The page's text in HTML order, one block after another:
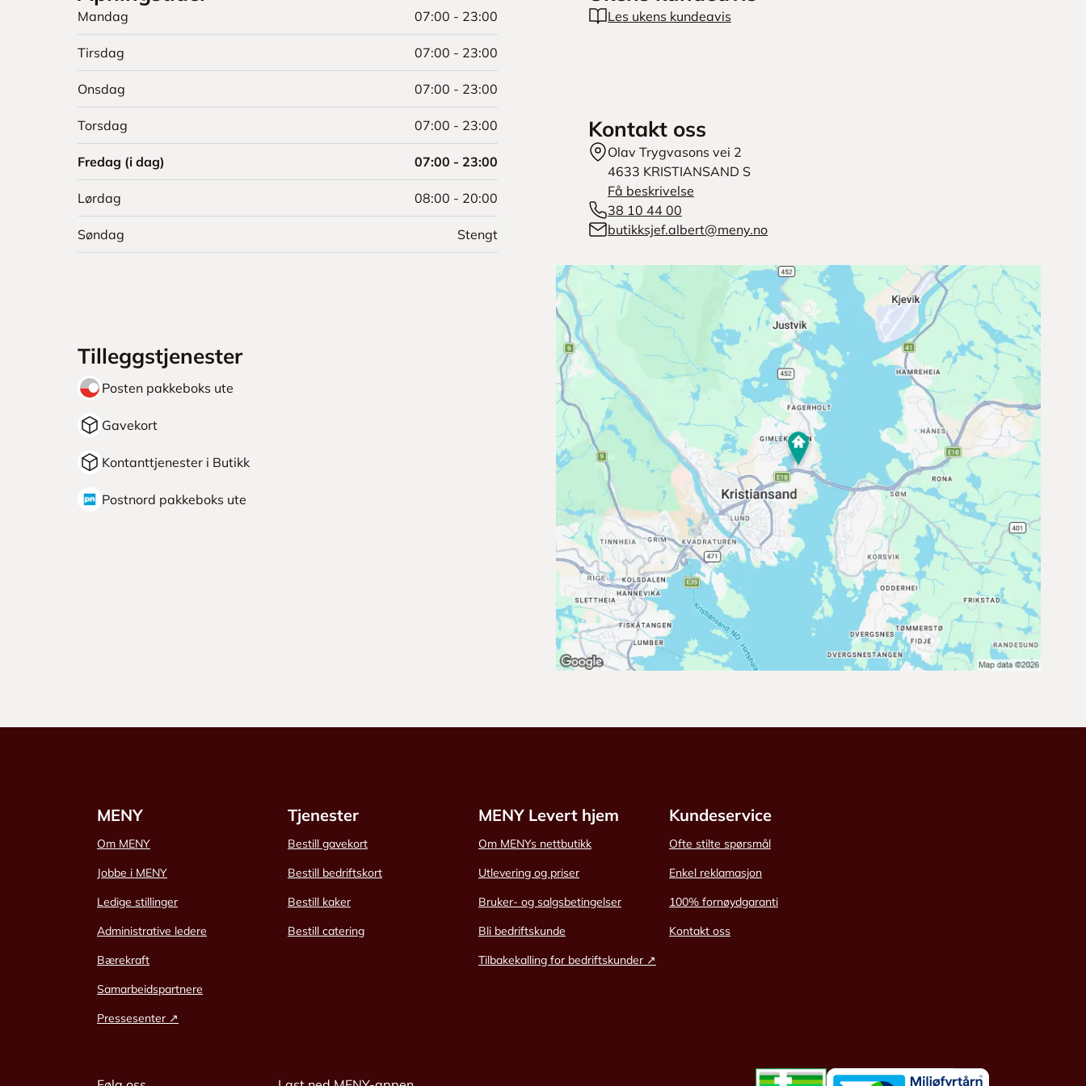
Mandag 07:00 - 23:00
Tirsdag 07:00 - 23:00
Onsdag 07:00 - 23:00
Torsdag 07:00 - 23:00
Fredag (i dag) 07:00 - 23:00
Lørdag 08:00 - 20:00
Søndag Stengt
Tilleggstjenester
Posten pakkeboks ute
Gavekort
Kontanttjenester i Butikk
Postnord pakkeboks ute
Les ukens kundeavis
Kontakt oss
Olav Trygvasons vei 2
4633 KRISTIANSAND S
Få beskrivelse
38 10 44 00
butikksjef.albert@meny.no
MENY
Om MENY
Jobbe i MENY
Ledige stillinger
Administrative ledere
Bærekraft
Samarbeidspartnere
Pressesenter ↗
Tjenester
Bestill gavekort
Bestill bedriftskort
Bestill kaker
Bestill catering
MENY Levert hjem
Om MENYs nettbutikk
Utlevering og priser
Bruker- og salgsbetingelser
Bli bedriftskunde
Tilbakekalling for bedriftskunder ↗
Kundeservice
Ofte stilte spørsmål
Enkel reklamasjon
100% fornøydgaranti
Kontakt oss